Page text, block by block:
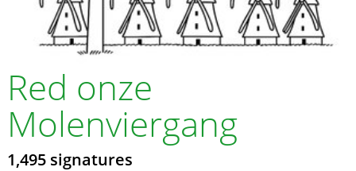
Red onze
Molenviergang
1,495 signatures